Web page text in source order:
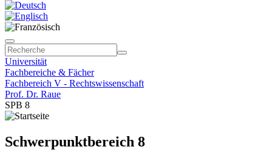
Universität
Fachbereiche & Fächer
Fachbereich V - Rechtswissenschaft
Prof. Dr. Raue
SPB 8
Schwerpunktbereich 8